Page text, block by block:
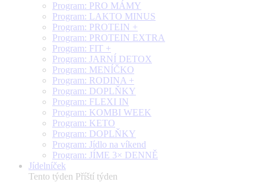
Program: PRO MÁMY
Program: LAKTO MINUS
Program: PROTEIN +
Program: PROTEIN EXTRA
Program: FIT +
Program: JARNÍ DETOX
Program: MENÍČKO
Program: RODINA +
Program: DOPLŇKY
Program: FLEXI IN
Program: KOMBI WEEK
Program: KETO
Program: DOPLŇKY
Program: Jídlo na víkend
Program: JÍME 3× DENNĚ
Jídelníček
Tento týden Příští týden